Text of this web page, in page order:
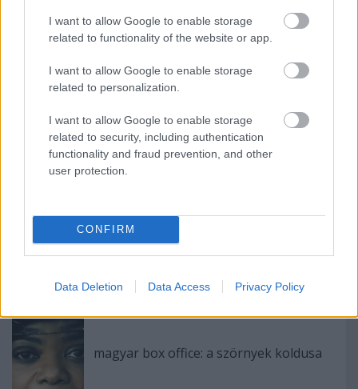
I want to allow Google to enable storage
related to functionality of the website or app.
I want to allow Google to enable storage
related to personalization.
I want to allow Google to enable storage
related to security, including authentication
functionality and fraud prevention, and other
user protection.
CONFIRM
Data Deletion Data Access Privacy Policy
sean penn
bardem poster idris elba filmklip eurocinema
big bang media
studiocanal
Ajánlott bejegyzések:
magyar box office: a szörnyek koldusa